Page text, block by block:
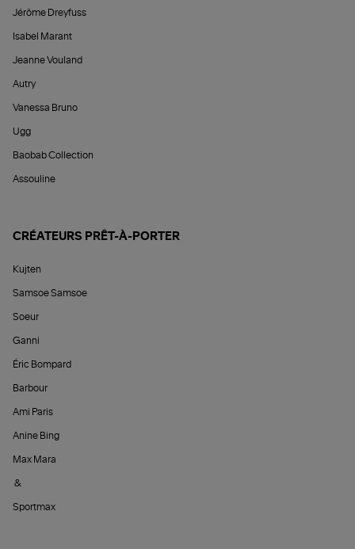
Jérôme Dreyfuss
Isabel Marant
Jeanne Vouland
Autry
Vanessa Bruno
Ugg
Baobab Collection
Assouline
CRÉATEURS PRÊT-À-PORTER
Kujten
Samsoe Samsoe
Soeur
Ganni
Éric Bompard
Barbour
Ami Paris
Anine Bing
Max Mara
&
Sportmax